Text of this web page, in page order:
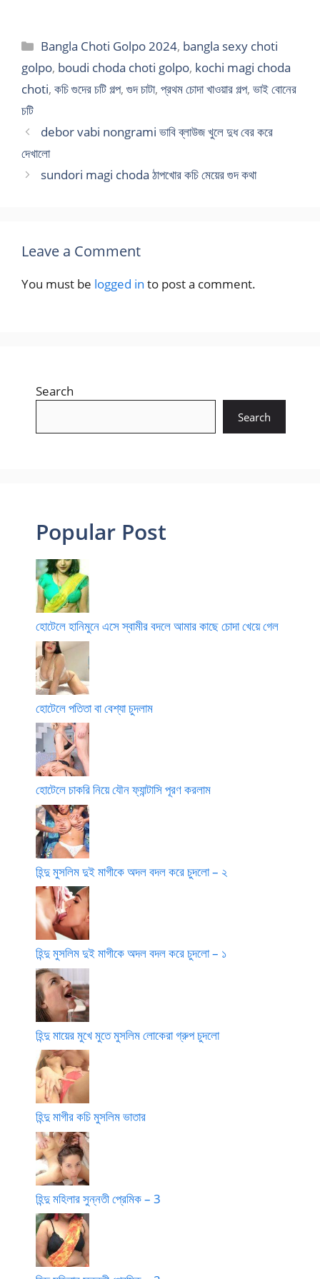
Categories
Bangla Choti Golpo 2024, bangla sexy choti
golpo, boudi choda choti golpo, kochi magi choda
choti, কচি গুদের চটি গল্প, গুদ চাটা, প্রথম চোদা খাওয়ার গল্প, ভাই বোনের
চটি
debor vabi nongrami ভাবি ব্লাউজ খুলে দুধ বের করে
দেখালো
sundori magi choda ঠাপখোর কচি মেয়ের গুদ কথা
Leave a Comment
You must be logged in to post a comment.
Search
Search
Popular Post
হোটেলে হানিমুনে এসে স্বামীর বদলে আমার কাছে চোদা খেয়ে গেল
হোটেলে পতিতা বা বেশ্যা চুদলাম
হোটেলে চাকরি নিয়ে যৌন ফ্যান্টাসি পূরণ করলাম
হিন্দু মুসলিম দুই মাগীকে অদল বদল করে চুদলো – ২
হিন্দু মুসলিম দুই মাগীকে অদল বদল করে চুদলো – ১
হিন্দু মায়ের মুখে মুতে মুসলিম লোকেরা গ্রুপ চুদলো
হিন্দু মাগীর কচি মুসলিম ভাতার
হিন্দু মহিলার সুন্নতী প্রেমিক – 3